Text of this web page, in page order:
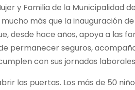
y Familia de la Municipalidad
más que la inauguración de
desde hace años, apoya a las
permanecer seguros,
con sus jornadas
las puertas. Los más de 50